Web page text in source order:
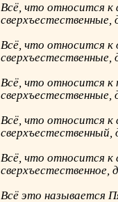
Всё, что относится к
сверхъестественные,
Всё, что относится к
сверхъестественные,
Всё, что относится к
сверхъестественные,
Всё, что относится к
сверхъестественный,
Всё, что относится к
сверхъестественное,
Всё это называется